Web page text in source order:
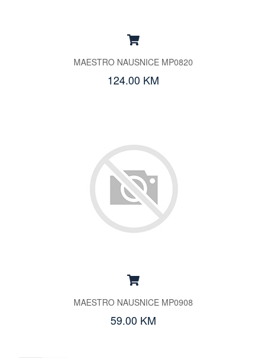
MAESTRO NAUSNICE MP0820
124.00 KM
MAESTRO NAUSNICE MP0908
59.00 KM